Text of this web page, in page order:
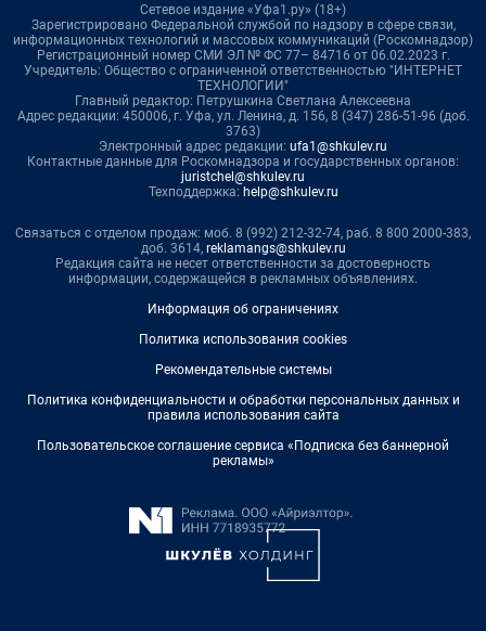
Сетевое издание «Уфа1.ру» (18+)
Зарегистрировано Федеральной службой по надзору в сфере связи,
информационных технологий и массовых коммуникаций (Роскомнадзор)
Регистрационный номер СМИ ЭЛ № ФС 77– 84716 от 06.02.2023 г.
Учредитель: Общество с ограниченной ответственностью "ИНТЕРНЕТ
ТЕХНОЛОГИИ"
Главный редактор: Петрушкина Светлана Алексеевна
Адрес редакции: 450006, г. Уфа, ул. Ленина, д. 156, 8 (347) 286-51-96 (доб.
3763)
Электронный адрес редакции: ufa1@shkulev.ru
Контактные данные для Роскомнадзора и государственных органов:
juristchel@shkulev.ru
Техподдержка: help@shkulev.ru
Связаться с отделом продаж: моб. 8 (992) 212-32-74, раб. 8 800 2000-383,
доб. 3614, reklamangs@shkulev.ru
Редакция сайта не несет ответственности за достоверность
информации, содержащейся в рекламных объявлениях.
Информация об ограничениях
Политика использования cookies
Рекомендательные системы
Политика конфиденциальности и обработки персональных данных и
правила использования сайта
Пользовательское соглашение сервиса «Подписка без баннерной
рекламы»